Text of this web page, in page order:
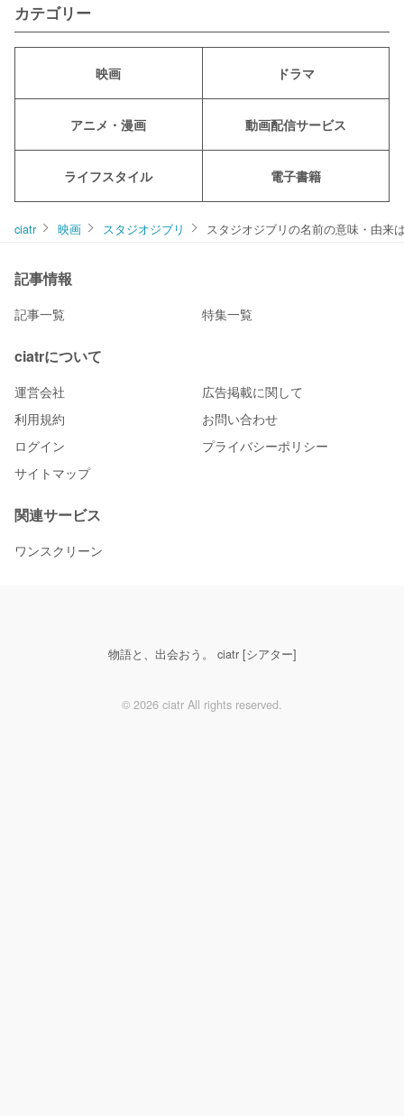
カテゴリー
映画 ドラマ
アニメ・漫画 動画配信サービス
ライフスタイル 電子書籍
ciatr 映画 スタジオジブリ スタジオジブリの名前の意味・由来
記事情報
記事一覧 特集一覧
ciatrについて
運営会社
広告掲載に関して
利用規約
お問い合わせ
ログイン
プライバシーポリシー
サイトマップ
関連サービス
ワンスクリーン
物語と、出会おう。 ciatr [シアター]
© 2026 ciatr All rights reserved.